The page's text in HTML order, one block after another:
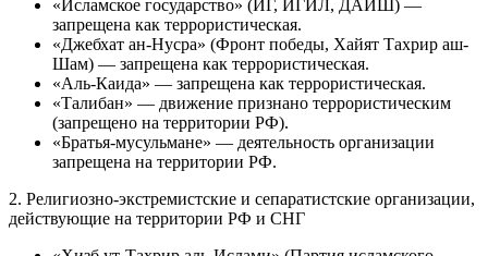
«Исламское государство» (ИГ, ИГИЛ, ДАИШ) —
запрещена как террористическая.
«Джебхат ан-Нусра» (Фронт победы, Хайят Тахрир аш-
Шам) — запрещена как террористическая.
«Аль-Каида» — запрещена как террористическая.
«Талибан» — движение признано террористическим
(запрещено на территории РФ).
«Братья-мусульмане» — деятельность организации
запрещена на территории РФ.
2. Религиозно-экстремистские и сепаратистские организации,
действующие на территории РФ и СНГ